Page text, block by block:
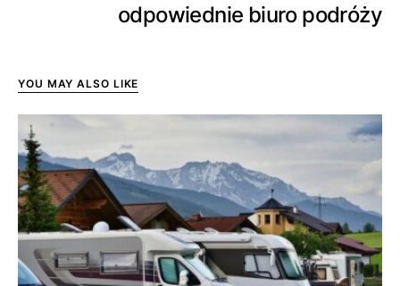
odpowiednie biuro podróży
YOU MAY ALSO LIKE